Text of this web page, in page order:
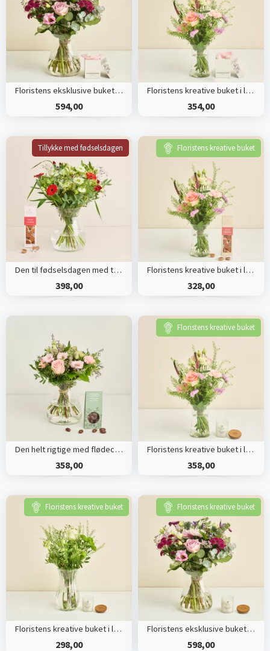
Floristens eksklusive buket med champagnetrøfler
594,00
Floristens kreative buket i lyserøde nuancer med champagnetrøfler
354,00
Tillykke med fødselsdagen
Den til fødselsdagen med tillykkekarameller
398,00
Floristens kreative buket
Floristens kreative buket i lyserøde nuancer med karameller
328,00
Den helt rigtige med flødechokolade mandler
358,00
Floristens kreative buket
Floristens kreative buket i lyserøde nuancer med duftlys
358,00
Floristens kreative buket
Floristens kreative buket i lyse nuancer med duftlys
298,00
Floristens kreative buket
Floristens eksklusive buket med duftlys
598,00